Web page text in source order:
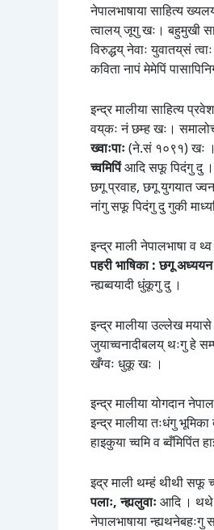
नेपालभाषाया साहित्य
त्वालय् जूगु खः। बहुमुखी
विरुद्धय् नेवाः युवातय्‌सं
कविता नापं मेमेपिं
इन्द्र मालीया साहित्य
वय्‌कः नं छम्ह खः।
ख्वाःपाः(ने.सं १०९१) खः
च्वमिपिंआदि सफू पिदंगु दु ।
छगू प्रवाह, छगू युगयात
नांगु सफू पिदंगु दु गुकी
इन्द्र माली नेपालभाषा व
पहरी भाषिका : छगू अध्ययन
न्ह्यब्वयादी धुंकूगु दु ।
इन्द्र मालीया उल्लेख
जुयाच्वनादीबलय् थःगु हे
खँग्वः धुकू खः ।
इन्द्र मालीया योगदान
इन्द्र मालीया तःधंगु
हाइकुया च्वमि व ब्वँमिपिंत
इद्र माली थम्हं थीथी
पलाः, न्ह्यलुवाःआदि । थथे
नेपालभाषाया न्ह्यथनेबहःगु